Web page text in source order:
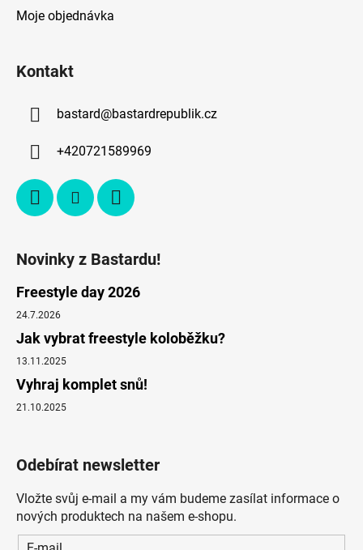
Moje objednávka
Kontakt
bastard@bastardrepublik.cz
+420721589969
Novinky z Bastardu!
Freestyle day 2026
24.7.2026
Jak vybrat freestyle koloběžku?
13.11.2025
Vyhraj komplet snů!
21.10.2025
Odebírat newsletter
Vložte svůj e-mail a my vám budeme zasílat informace o
nových produktech na našem e-shopu.